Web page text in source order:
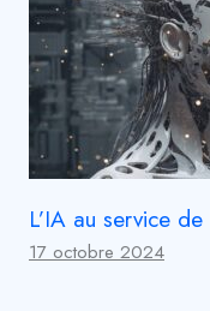
L’IA au service
17 octobre 2024